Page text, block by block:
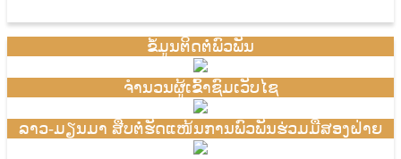
ຂໍ້ມູນຕິດຕໍ່ພົວພັນ
ຈຳນວນຜູ້ເຂົ້າຊົມເວັບໄຊ
ລາວ-ມຽນມາ ສືບຕໍ່ຮັດແໜ້ນການພົວພັນຮ່ວມມືສອງຝ່າຍ